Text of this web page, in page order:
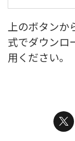
上のボタンか
式でダウンロ
用ください。